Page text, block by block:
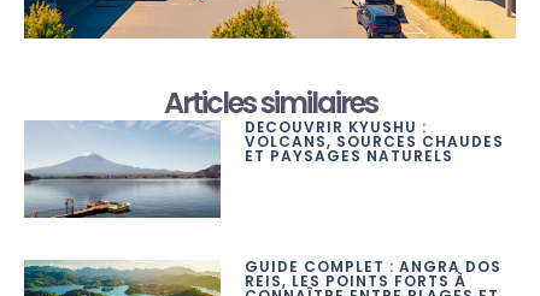
Articles similaires
DÉCOUVRIR KYUSHU :
VOLCANS, SOURCES CHAUDES
ET PAYSAGES NATURELS
GUIDE COMPLET : ANGRA DOS
REIS, LES POINTS FORTS À